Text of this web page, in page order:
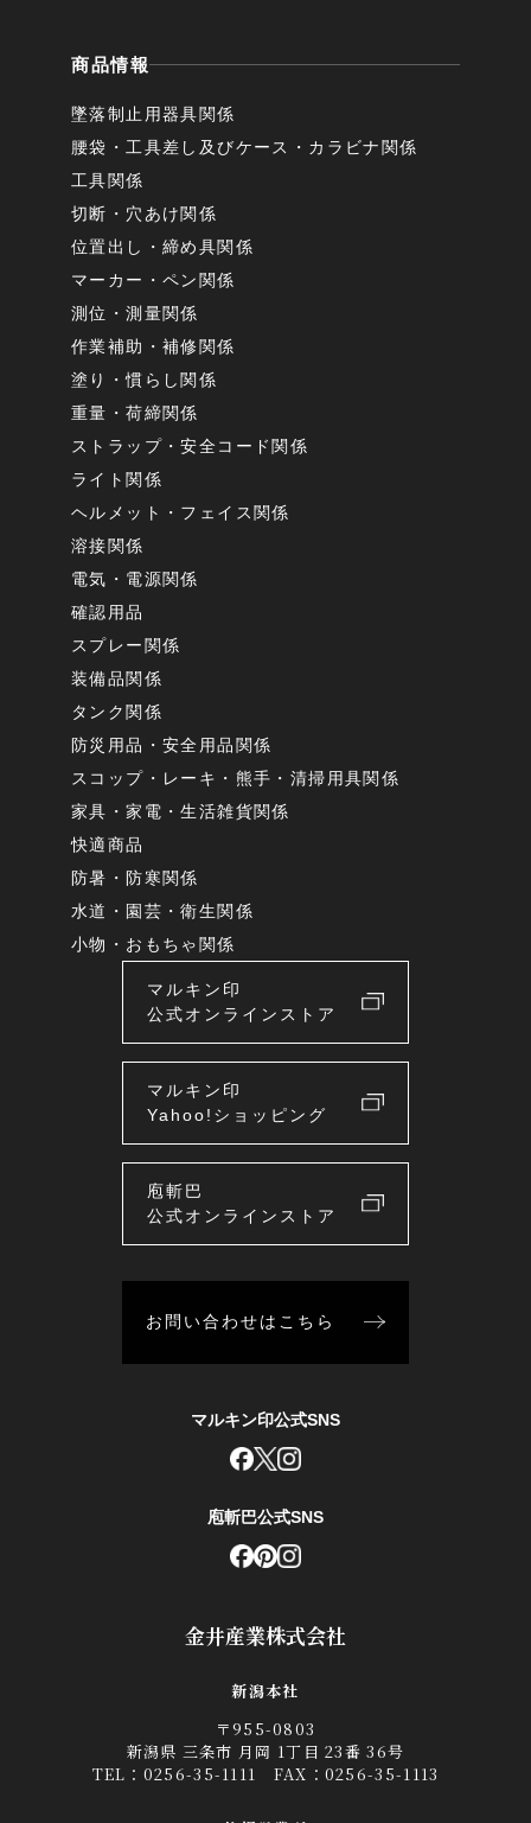
金井産業株式会社
新潟本社
〒955-0803
新潟県 三条市 月岡 1丁目 23番 36号
TEL： 0256-35-1111 FAX：0256-35-1113
商品情報
墜落制止用器具関係
腰袋・工具差し及びケース・カラビナ関係
工具関係
切断・穴あけ関係
位置出し・締め具関係
マーカー・ペン関係
測位・測量関係
作業補助・補修関係
塗り・慣らし関係
重量・荷締関係
ストラップ・安全コード関係
ライト関係
ヘルメット・フェイス関係
溶接関係
電気・電源関係
確認用品
スプレー関係
装備品関係
タンク関係
防災用品・安全用品関係
スコップ・レーキ・熊手・清掃用具関係
家具・家電・生活雑貨関係
快適商品
防暑・防寒関係
水道・園芸・衛生関係
小物・おもちゃ関係
マルキン印
公式オンラインストア
マルキン印
Yahoo!ショッピング
庖斬巴
公式オンラインストア
お問い合わせはこちら
マルキン印公式SNS
庖斬巴公式SNS